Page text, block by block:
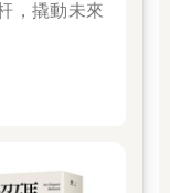
，撬動未來